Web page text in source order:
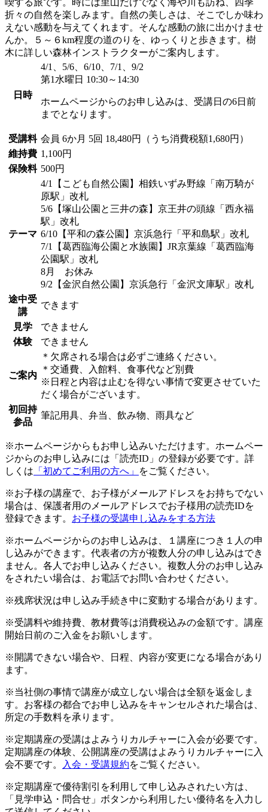
折々の自然を楽しみます。自然の美しさは、そこでしか味わ
えない感動を与えてくれます。そんな感動の旅に出かけませ
んか。５～６km程度の道のりを、ゆっくりと歩きます。樹
木に詳しい森林インストラクターがご案内します。
日時
4/1、5/6、6/10、7/1、9/2
第1水曜日 10:30～14:30
ホームページからのお申し込みは、受講日の6日前
までとなります。
受講料 会員 6か月 5回 18,480円（うち消費税額1,680円）
維持費 1,100円
保険料 500円
テーマ
4/1【こども自然公園】相鉄いずみ野線「南万騎が
原駅」改札
5/6【塚山公園と三井の森】京王井の頭線「西永福
駅」改札
6/10【平和の森公園】京浜急行「平和島駅」改札
7/1【葛西臨海公園と水族園】JR京葉線「葛西臨海
公園駅」改札
8月 お休み
9/2【金沢自然公園】京浜急行「金沢文庫駅」改札
途中受
講
できます
見学
できません
体験
できません
ご案内
＊欠席される場合は必ずご連絡ください。
＊交通費、入館料、食事代など別費
※日程と内容は止むを得ない事情で変更させていた
だく場合がございます。
初回持
参品
筆記用具、弁当、飲み物、雨具など
※ホームページからもお申し込みいただけます。ホームペー
ジからのお申し込みには「読売ID」の登録が必要です。詳
しくは 「初めてご利用の方へ」 をご覧ください。
※お子様の講座で、お子様がメールアドレスをお持ちでない
場合は、保護者用のメールアドレスでお子様用の読売IDを
登録できます。 お子様の受講申し込みをする方法
※ホームページからのお申し込みは、１講座につき１人の申
し込みができます。代表者の方が複数人分の申し込みはでき
ません。各人でお申し込みください。複数人分のお申し込み
をされたい場合は、お電話でお問い合わせください。
※残席状況は申し込み手続き中に変動する場合があります。
※受講料や維持費、教材費等は消費税込みの金額です。講座
開始日前のご入金をお願いします。
※開講できない場合や、日程、内容が変更になる場合があり
ます。
※当社側の事情で講座が成立しない場合は全額を返金しま
す。お客様の都合でお申し込みをキャンセルされた場合は、
所定の手数料を承ります。
※定期講座の受講はよみうりカルチャーに入会が必要です。
定期講座の体験、公開講座の受講はよみうりカルチャーに入
会不要です。
入会・受講規約をご覧ください。
※定期講座で優待割引を利用して申し込みされたい方は、
「見学申込・問合せ」ボタンから利用したい優待名を入力し